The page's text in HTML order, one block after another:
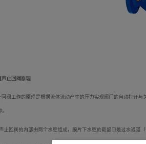
止回阀原理
阀工作的原理是根据流体流动产生的压力实现阀门的自动打开
止回阀的内部由两个水腔组成，膜片下水腔的截留口是过水通道